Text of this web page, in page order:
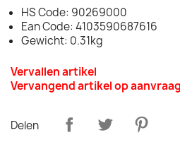
HS Code: 90269000
Ean Code: 4103590687616
Gewicht: 0.31kg
Vervallen artikel
Vervangend artikel op aanvraag
Delen